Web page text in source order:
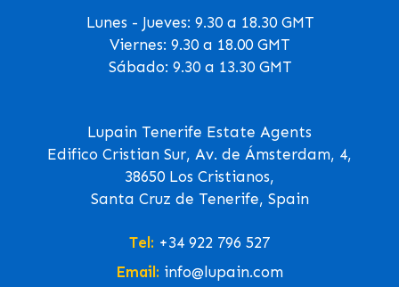
Lunes - Jueves: 9.30 a 18.30 GMT
Viernes: 9.30 a 18.00 GMT
Sábado: 9.30 a 13.30 GMT
Lupain Tenerife Estate Agents
Edifico Cristian Sur, Av. de Ámsterdam, 4,
38650 Los Cristianos,
Santa Cruz de Tenerife, Spain
Tel: +34 922 796 527
Email: info@lupain.com